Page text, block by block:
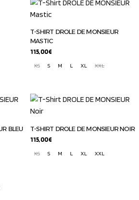
T-SHIRT DROLE DE MONSIEUR
MASTIC
115,00€
XS
S M L XL XXL
BLEU
T-SHIRT DROLE DE MONSIEUR NOIR
115,00€
XS
S M L XL XXL